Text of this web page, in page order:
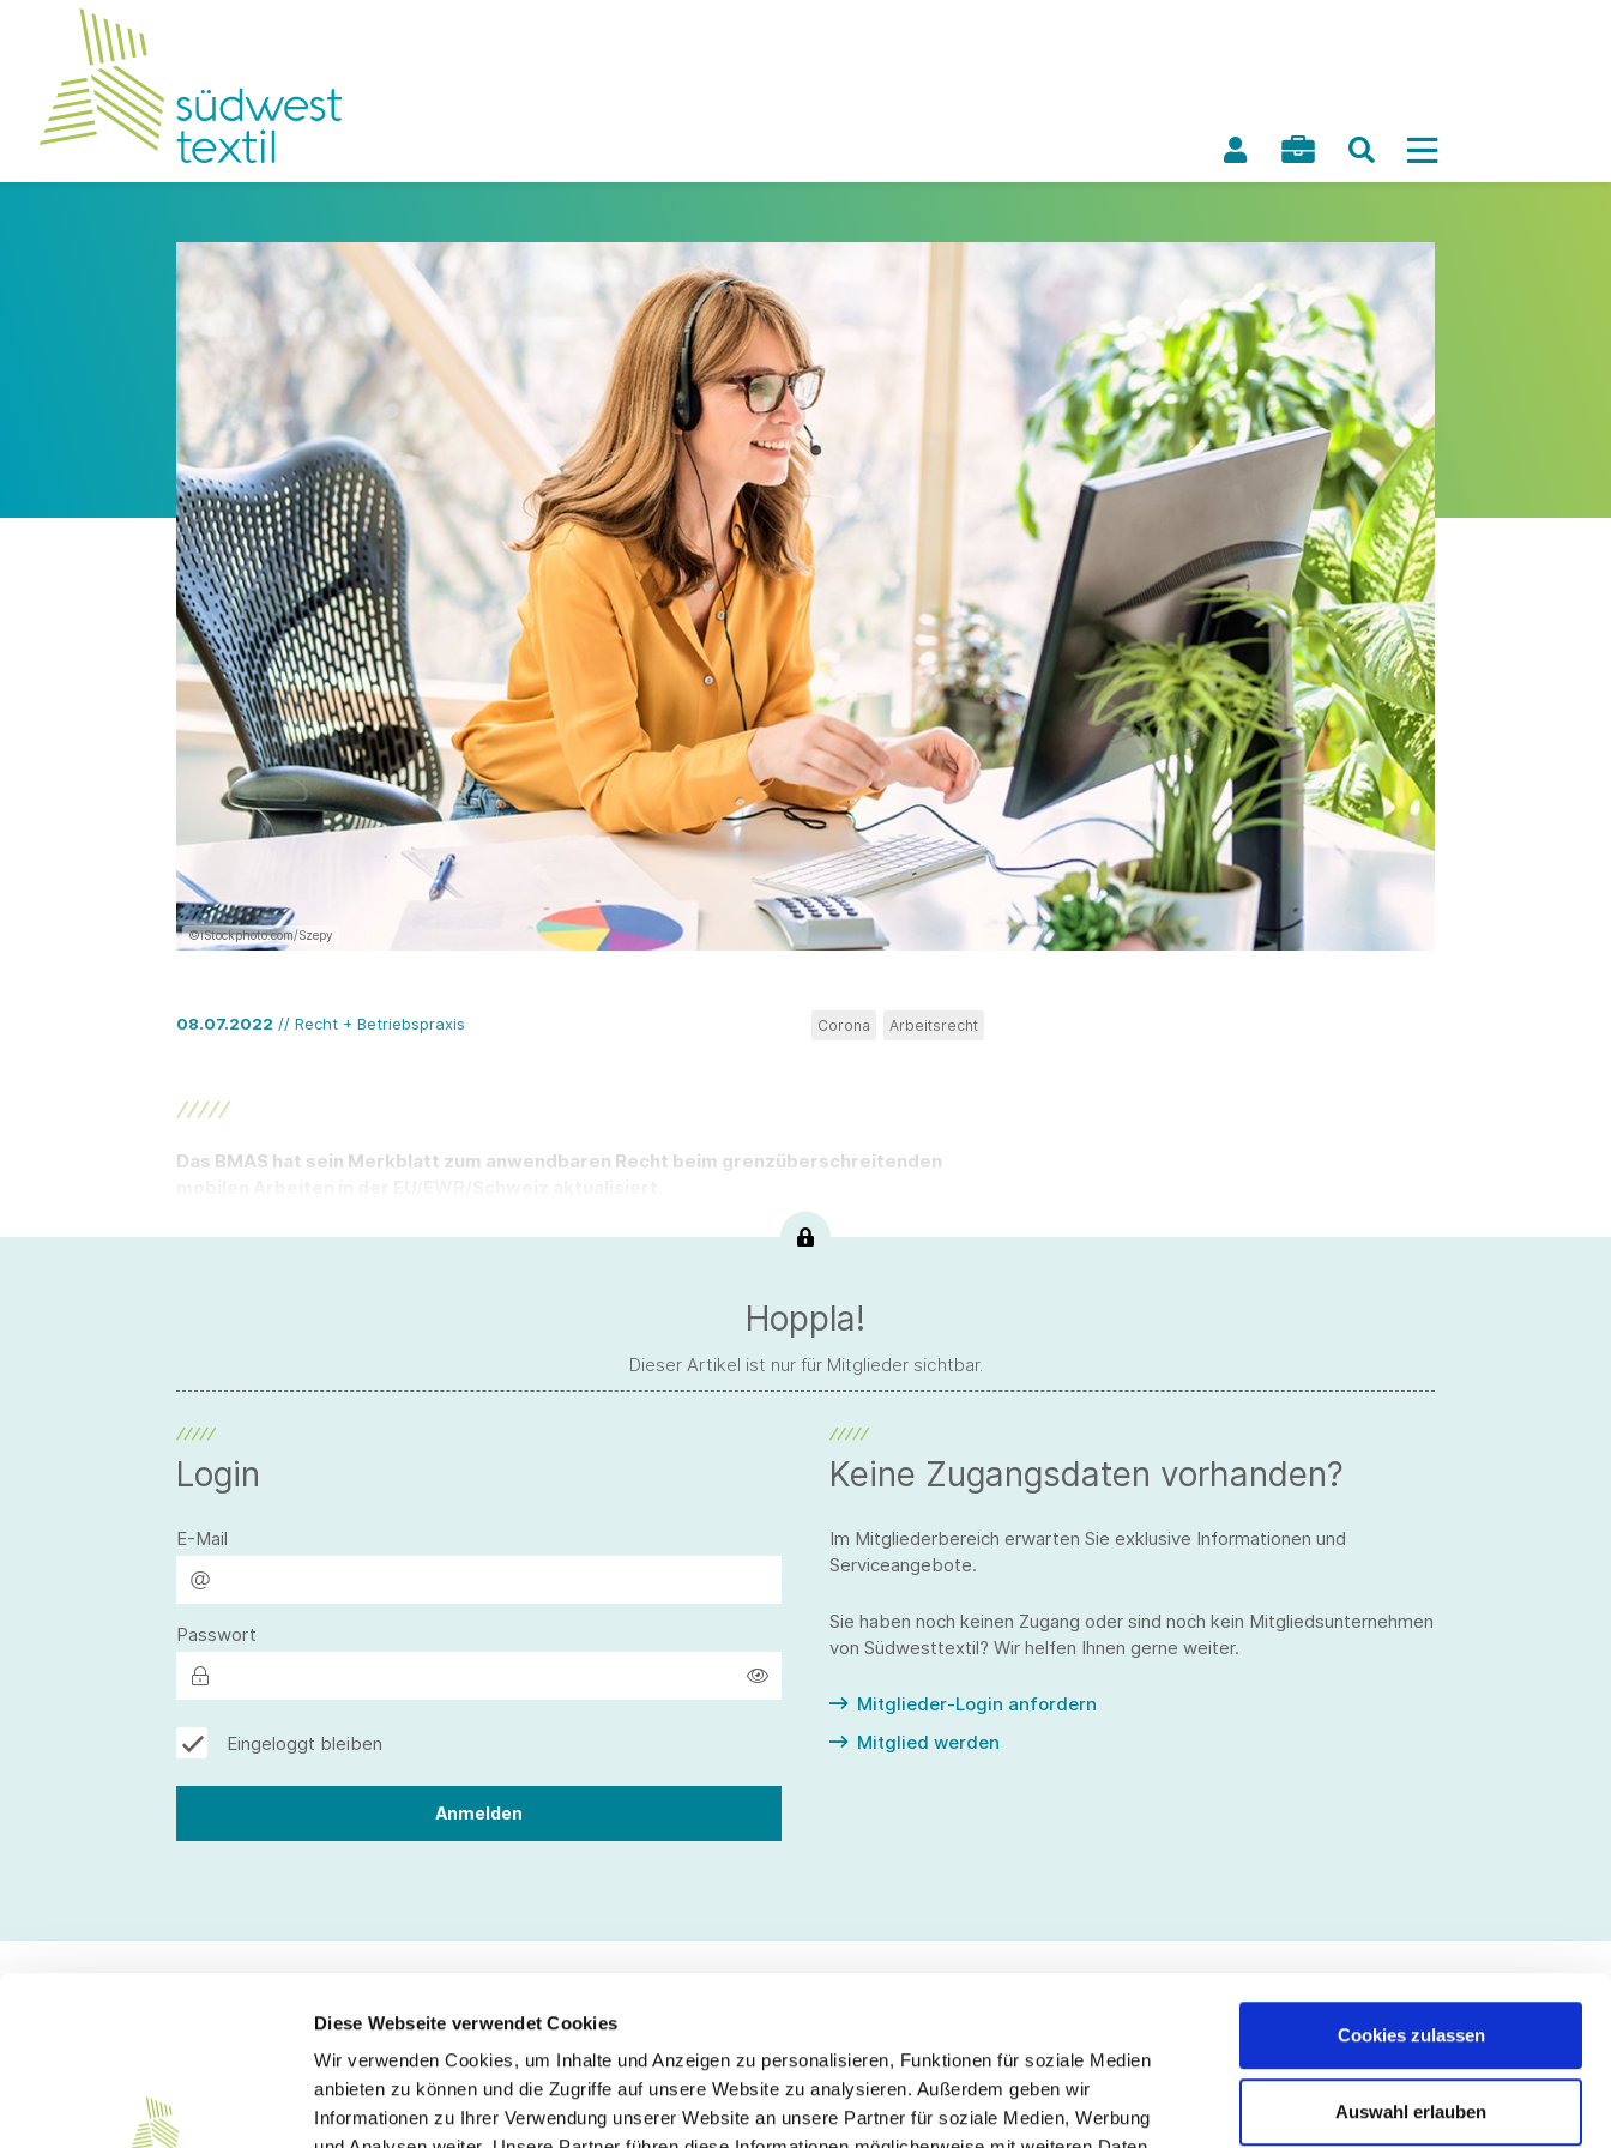
Diese Webseite verwendet Cookies
Wir verwenden Cookies, um Inhalte und Anzeigen zu personalisieren, Funktionen für soziale Medien
anbieten zu können und die Zugriffe auf unsere Website zu analysieren. Außerdem geben wir
Informationen zu Ihrer Verwendung unserer Website an unsere Partner für soziale Medien, Werbung
Cookies zulassen
Auswahl erlauben
©iStockphoto.com/Szepy
08.07.2022 // Recht + Betriebspraxis Corona Arbeitsrecht
Das BMAS hat sein Merkblatt zum anwendbaren Recht beim grenzüberschreitenden
Hoppla!
Dieser Artikel ist nur für Mitglieder sichtbar.
Login
E-Mail
Passwort
Eingeloggt bleiben
Keine Zugangsdaten vorhanden?
Im Mitgliederbereich erwarten Sie exklusive Informationen und
Serviceangebote.
Sie haben noch keinen Zugang oder sind noch kein Mitgliedsunternehmen
von Südwesttextil? Wir helfen Ihnen gerne weiter.
Mitglieder-Login anfordern
Mitglied werden
Südwesttextil e. V.
Service
Impressum
Folgen Sie uns